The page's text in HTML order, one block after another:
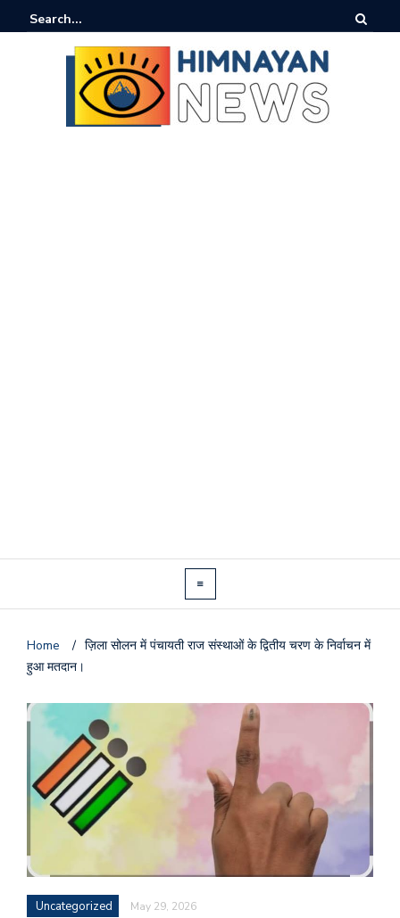
Home / ज़िला सोलन में पंचायती राज संस्थाओं के द्वितीय चरण के निर्वाचन में
हुआ मतदान।
Uncategorized May 29, 2026